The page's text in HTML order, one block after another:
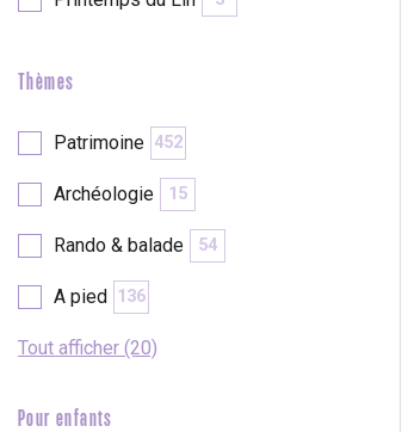
Thèmes
Patrimoine 452
Archéologie 15
Rando & balade 54
A pied 136
Tout afficher (20)
Pour enfants